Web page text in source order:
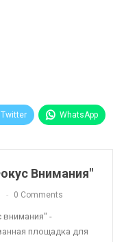
Twitter WhatsApp
Внимания"
0 Comments
-
площадка для